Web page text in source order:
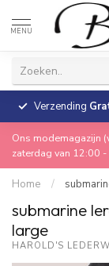
MENU
Verzending
Ons modemagazijn
zaterdag van 12:00
Home /
submarine
large
HAROLD'S